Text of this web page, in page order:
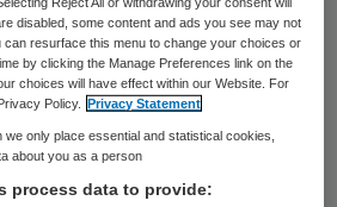
dat de
het aantal meldingenvan
personen het
zegt over een
van het aantal verwarde
disabled, some content and ads you see may not
can resurface this menu to change your choices or
by clicking the Manage Preferences link on the
choices will have effect within our Website. For
Policy.
Privacy Statement
only place essential and statistical cookies,
about you as a person
process data to provide: